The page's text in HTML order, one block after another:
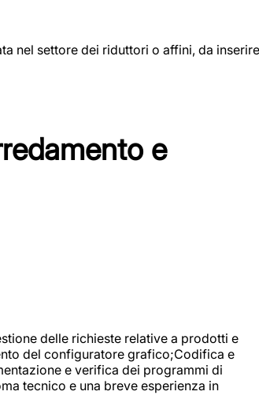
nel settore dei riduttori o affini, da inserire
e
delle richieste relative a prodotti e
del configuratore grafico;Codifica e
e verifica dei programmi di
tecnico e una breve esperienza in